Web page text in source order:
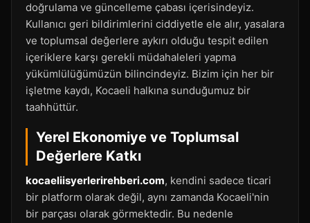
doğrulama ve güncelleme çabası içerisindeyiz.
Kullanıcı geri bildirimlerini ciddiyetle ele alır, yasalara
ve toplumsal değerlere aykırı olduğu tespit edilen
içeriklere karşı gerekli müdahaleleri yapma
yükümlülüğümüzün bilincindeyiz. Bizim için her bir
işletme kaydı, Kocaeli halkına sunduğumuz bir
taahhüttür.
Yerel Ekonomiye ve Toplumsal
Değerlere Katkı
kocaeliisyerlerirehberi.com, kendini sadece ticari
bir platform olarak değil, aynı zamanda Kocaeli'nin
bir parçası olarak görmektedir. Bu nedenle